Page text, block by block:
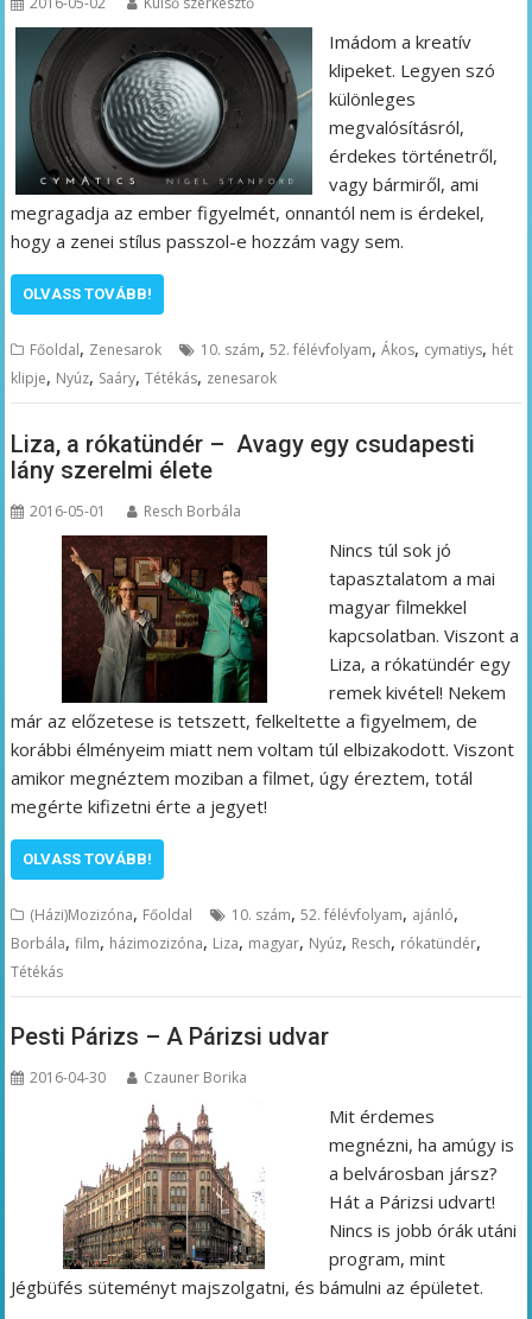
Imádom a kreatív
klipeket. Legyen szó
különleges
megvalósításról,
érdekes történetről,
vagy bármiről, ami
megragadja az ember figyelmét, onnantól nem is érdekel,
hogy a zenei stílus passzol-e hozzám vagy sem.
OLVASS TOVÁBB!
Főoldal, Zenesarok 10. szám,52. félévfolyam,Ákos, cymatiys, hét
klipje, Nyúz, Saáry,Tétékás, zenesarok
Liza, a rókatündér – Avagy egy csudapesti
lány szerelmi élete
2016-05-01 Resch Borbála
Nincs túl sok jó
tapasztalatom a mai
magyar filmekkel
kapcsolatban. Viszont a
Liza, a rókatündér egy
remek kivétel! Nekem
már az előzetese is tetszett, felkeltette a figyelmem, de
korábbi élményeim miatt nem voltam túl elbizakodott. Viszont
amikor megnéztem moziban a filmet, úgy éreztem, totál
megérte kifizetni érte a jegyet!
OLVASS TOVÁBB!
(Házi)Mozizóna, Főoldal 10. szám,52. félévfolyam, ajánló,
Borbála,film, házimozizóna, Liza, magyar, Nyúz, Resch, rókatündér,
Tétékás
Pesti Párizs – A Párizsi udvar
2016-04-30 Czauner Borika
Mit érdemes
megnézni, ha amúgy is
a belvárosban jársz?
Hát a Párizsi udvart!
Nincs is jobb órák utáni
program, mint
Jégbüfés süteményt majszolgatni, és bámulni az épületet.